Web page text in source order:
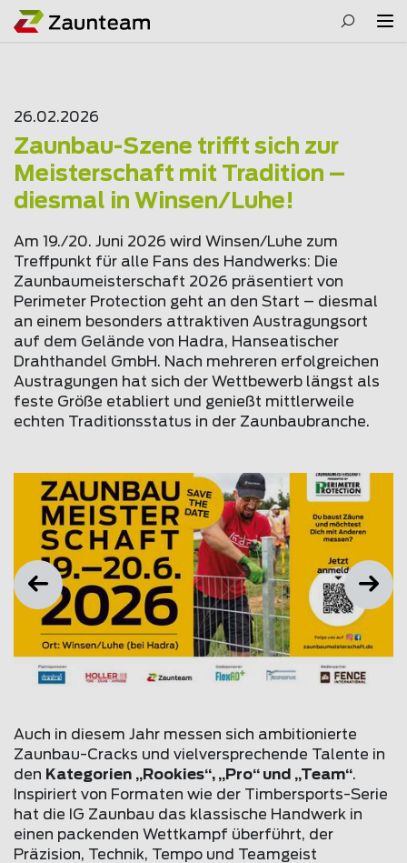
26.02.2026
Zaunbau-Szene trifft sich zur
Meisterschaft mit Tradition –
diesmal in Winsen/Luhe!
Am 19./20. Juni 2026 wird Winsen/Luhe zum
Treffpunkt für alle Fans des Handwerks: Die
Zaunbaumeisterschaft 2026 präsentiert von
Perimeter Protection geht an den Start – diesmal
an einem besonders attraktiven Austragungsort
auf dem Gelände von Hadra, Hanseatischer
Drahthandel GmbH. Nach mehreren erfolgreichen
Austragungen hat sich der Wettbewerb längst als
feste Größe etabliert und genießt mittlerweile
echten Traditionsstatus in der Zaunbaubranche.
Auch in diesem Jahr messen sich ambitionierte
Zaunbau-Cracks und vielversprechende Talente in
den Kategorien „Rookies“, „Pro“ und „Team“.
Inspiriert von Formaten wie der Timbersports-Serie
hat die IG Zaunbau das klassische Handwerk in
einen packenden Wettkampf überführt, der
Präzision, Technik, Tempo und Teamgeist